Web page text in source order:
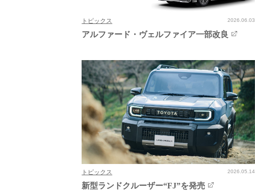
トピックス 2026.06.03
アルファード・ヴェルファイア一部改良
トピックス 2026.05.14
新型ランドクルーザー“FJ”を発売